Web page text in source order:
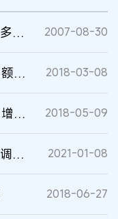
避免对版权使用费双重征税多边公约的附加议定书 2007-08-30
2017年知识产权使用费出口额达47.86亿美元，增速居国内服务贸易之首 2018-03-08
2017年知识产权使用费出口增长3.2倍 2018-05-09
印度允许该国表演权协会向调频广播电台收取版权使用费 2021-01-08
2018-06-27